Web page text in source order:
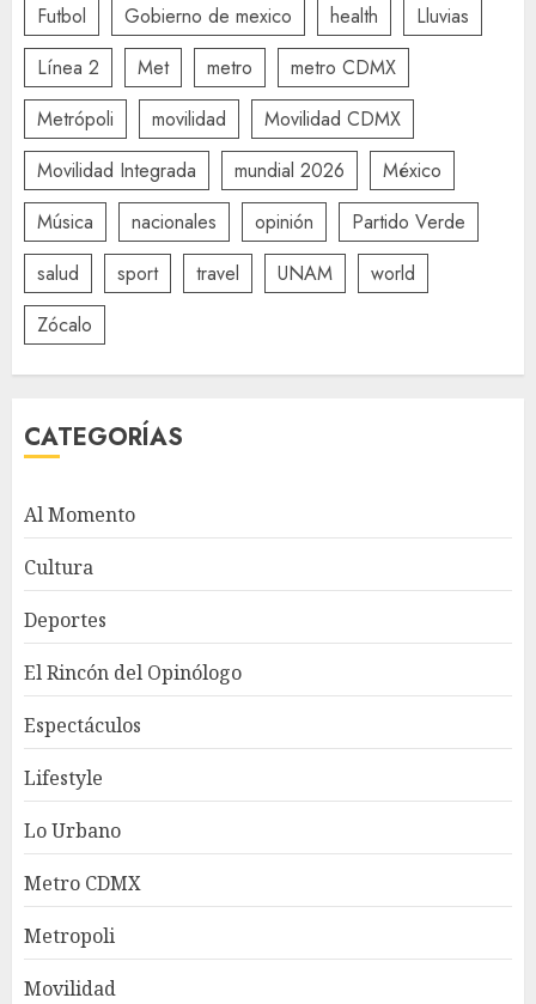
Futbol
Gobierno de mexico health
Lluvias
Línea 2
Met metro
metro CDMX
Metrópoli
movilidad
Movilidad CDMX
Movilidad Integrada
mundial 2026
México
Música
nacionales opinión
Partido Verde
salud
sport travel UNAM
world
Zócalo
CATEGORÍAS
Al Momento
Cultura
Deportes
El Rincón del Opinólogo
Espectáculos
Lifestyle
Lo Urbano
Metro CDMX
Metropoli
Movilidad